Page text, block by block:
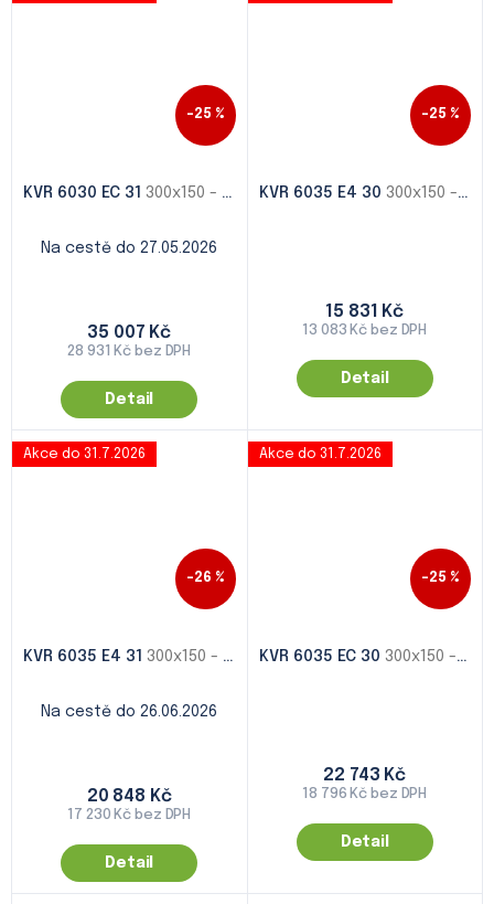
–25 %
KVR 6030 EC 31 300x150 - 1000x500
Na cestě do 27.05.2026
28 931 Kč bez DPH
35 007 Kč
Detail
–25 %
KVR 6035 E4 30 300x150 - 1000x500
13 083 Kč bez DPH
15 831 Kč
Detail
Akce do 31.7.2026
–26 %
KVR 6035 E4 31 300x150 - 1000x500
Na cestě do 26.06.2026
17 230 Kč bez DPH
20 848 Kč
Detail
Akce do 31.7.2026
–25 %
KVR 6035 EC 30 300x150 - 1000x500
18 796 Kč bez DPH
22 743 Kč
Detail